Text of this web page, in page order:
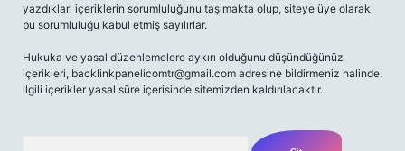
yazdıkları içeriklerin sorumluluğunu taşımakta olup, siteye üye olarak
bu sorumluluğu kabul etmiş sayılırlar.
Hukuka ve yasal düzenlemelere aykırı olduğunu düşündüğünüz
içerikleri, backlinkpanelicomtr@gmail.com adresine bildirmeniz halinde,
ilgili içerikler yasal süre içerisinde sitemizden kaldırılacaktır.